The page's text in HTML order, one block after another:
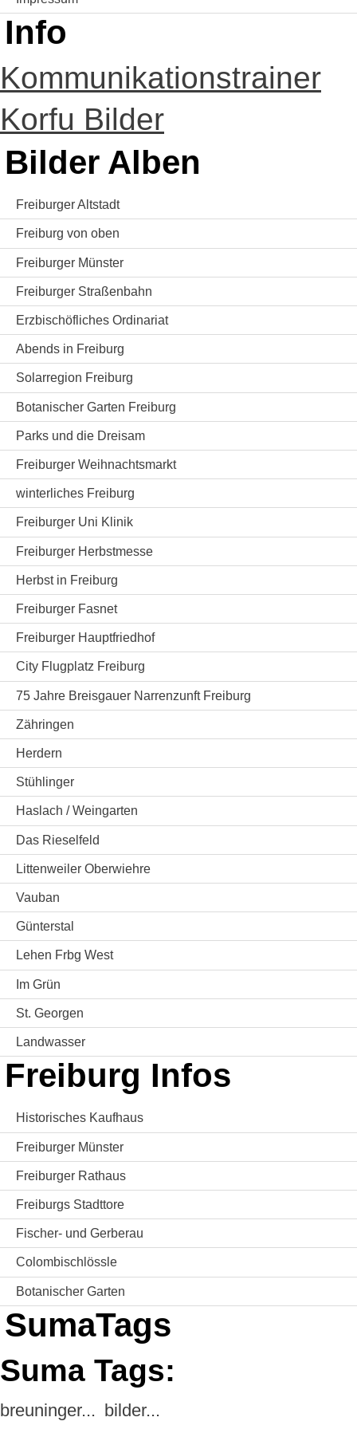
Info
Kommunikationstrainer
Korfu Bilder
Bilder Alben
Freiburger Altstadt
Freiburg von oben
Freiburger Münster
Freiburger Straßenbahn
Erzbischöfliches Ordinariat
Abends in Freiburg
Solarregion Freiburg
Botanischer Garten Freiburg
Parks und die Dreisam
Freiburger Weihnachtsmarkt
winterliches Freiburg
Freiburger Uni Klinik
Freiburger Herbstmesse
Herbst in Freiburg
Freiburger Fasnet
Freiburger Hauptfriedhof
City Flugplatz Freiburg
75 Jahre Breisgauer Narrenzunft Freiburg
Zähringen
Herdern
Stühlinger
Haslach / Weingarten
Das Rieselfeld
Littenweiler Oberwiehre
Vauban
Günterstal
Lehen Frbg West
Im Grün
St. Georgen
Landwasser
Freiburg Infos
Historisches Kaufhaus
Freiburger Münster
Freiburger Rathaus
Freiburgs Stadttore
Fischer- und Gerberau
Colombischlössle
Botanischer Garten
SumaTags
Suma Tags:
breuninger... bilder...